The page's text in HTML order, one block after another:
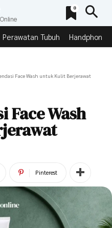
0
Perawatan Tubuh Handphone
Face Wash untuk Kulit Berjerawat
Face Wash
Pinterest